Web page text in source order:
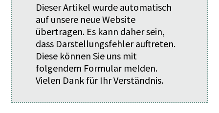
Dieser Artikel wurde automatisch
auf unsere neue Website
übertragen. Es kann daher sein,
dass Darstellungsfehler auftreten.
Diese können Sie uns mit
folgendem Formularmelden.
Vielen Dank für Ihr Verständnis.